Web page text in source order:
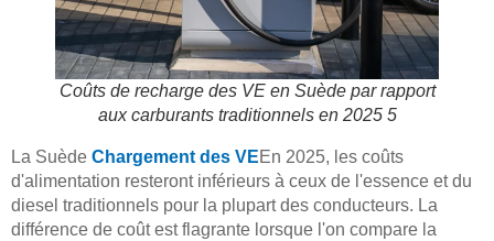
Coûts de recharge des VE en Suède par rapport
aux carburants traditionnels en 2025 5
La Suède Chargement des VEEn 2025, les coûts
d'alimentation resteront inférieurs à ceux de l'essence et du
diesel traditionnels pour la plupart des conducteurs. La
différence de coût est flagrante lorsque l'on compare la